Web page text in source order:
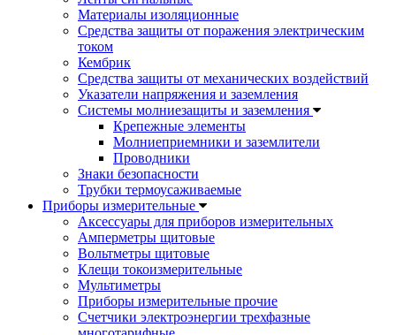
Материалы изоляционные
Средства защиты от поражения электрическим
током
Кембрик
Средства защиты от механических воздействий
Указатели напряжения и заземления
Системы молниезащиты и заземления
Крепежные элементы
Молниеприемники и заземлители
Проводники
Знаки безопасности
Трубки термоусаживаемые
Приборы измерительные
Аксессуары для приборов измерительных
Амперметры щитовые
Вольтметры щитовые
Клещи токоизмерительные
Мультиметры
Приборы измерительные прочие
Счетчики электроэнергии трехфазные